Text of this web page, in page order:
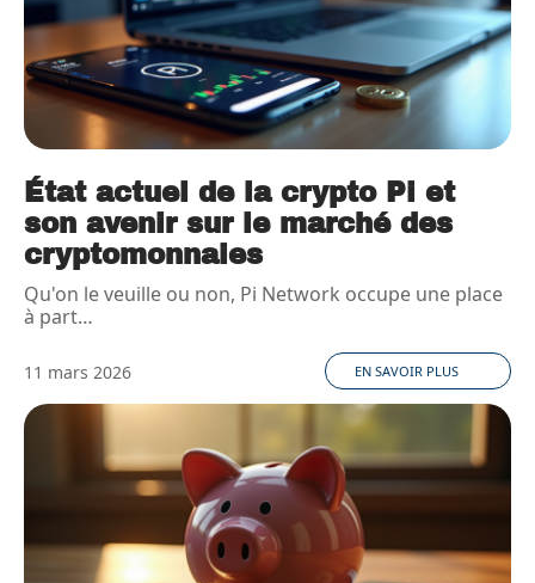
État actuel de la crypto Pi et
son avenir sur le marché des
cryptomonnaies
Qu'on le veuille ou non, Pi Network occupe une place
à part…
11 mars 2026 EN SAVOIR PLUS